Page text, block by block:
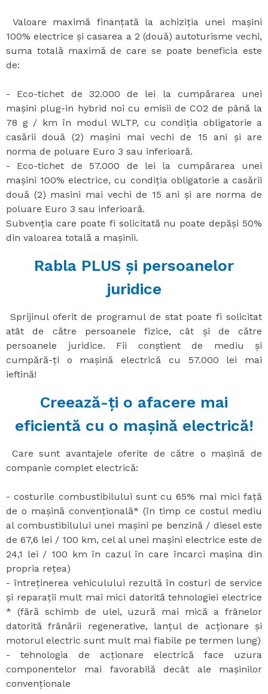
Valoare maximă finanțată la achiziția unei mașini
100% electrice și casarea a 2 (două) autoturisme vechi,
suma totală maximă de care se poate beneficia este
de:
- Eco-tichet de 32.000 de lei la cumpărarea unei
mașini plug-in hybrid noi cu emisii de CO2 de până la
78 g / km în modul WLTP, cu condiția obligatorie a
casării două (2) mașini mai vechi de 15 ani și are
norma de poluare Euro 3 sau inferioară.
- Eco-tichet de 57.000 de lei la cumpărarea unei
mașini 100% electrice, cu condiția obligatorie a casării
două (2) masini mai vechi de 15 ani și are norma de
poluare Euro 3 sau inferioară.
Subvenția care poate fi solicitată nu poate depăși 50%
din valoarea totală a mașinii.
Rabla PLUS și persoanelor
juridice
Sprijinul oferit de programul de stat poate fi solicitat
atât de către persoanele fizice, cât și de către
persoanele juridice. Fii conștient de mediu și
cumpără-ți o mașină electrică cu 57.000 lei mai
ieftină!
Creează-ți o afacere mai
eficientă cu o mașină electrică!
Care sunt avantajele oferite de către o mașină de
companie complet electrică:
- costurile combustibilului sunt cu 65% mai mici față
de o mașină convențională* (în timp ce costul mediu
al combustibilului unei mașini pe benzină / diesel este
de 67,6 lei / 100 km, cel al unei mașini electrice este de
24,1 lei / 100 km în cazul în care încarci mașina din
propria rețea)
- întreținerea vehiculului rezultă în costuri de service
și reparații mult mai mici datorită tehnologiei electrice
* (fără schimb de ulei, uzură mai mică a frânelor
datorită frânării regenerative, lanțul de acționare și
motorul electric sunt mult mai fiabile pe termen lung)
- tehnologia de acționare electrică face uzura
componentelor mai favorabilă decât ale mașinilor
convenționale